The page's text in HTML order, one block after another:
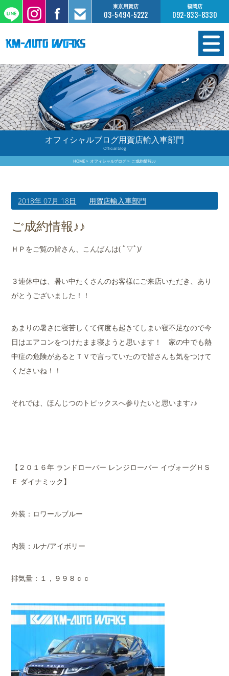
東京用賀店
03-5494-5222
福岡店
092-833-8330
在庫情報
オーダー販売
工場サービス
保証について
買取査定のご案内
会社概要
オフィシャルブログ用賀店輸入車部門
Official blog
HOME オフィシャルブログ ご成約情報♪♪
2018年 07月 18日 用賀店輸入車部門
ご成約情報♪♪
ＨＰをご覧の皆さん、こんばんは( ﾟ▽ﾟ)/
３連休中は、暑い中たくさんのお客様にご来店いただき、あり
がとうございました！！
あまりの暑さに寝苦しくて何度も起きてしまい寝不足なので今
日はエアコンをつけたまま寝ようと思います！ 家の中でも熱
中症の危険があるとＴＶで言っていたので皆さんも気をつけて
くださいね！！
それでは、ほんじつのトピックスへ参りたいと思います♪♪
【２０１６年 ランドローバー レンジローバー イヴォーグＨＳ
Ｅ ダイナミック】
外装：ロワールブルー
内装：ルナ/アイボリー
排気量：１，９９８ｃｃ